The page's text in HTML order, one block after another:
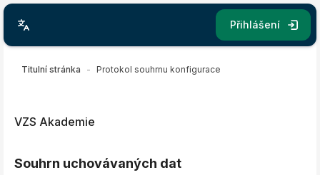
Přejít k hlavnímu obsahu
Přihlášení
Titulní stránka Protokol souhrnu konfigurace
VZS Akademie
Souhrn uchovávaných dat